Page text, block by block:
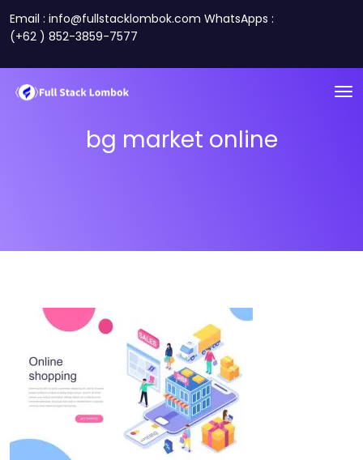
Email : info@fullstacklombok.com WhatsApps :
(+62 ) 852-3859-7577
bg market online